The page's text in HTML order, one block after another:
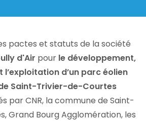
pactes et statuts de la société
d'Air pour le développement,
d’un parc éolien
Saint-Trivier-de-Courtes
par CNR, la commune de Saint-
Grand Bourg Agglomération, les